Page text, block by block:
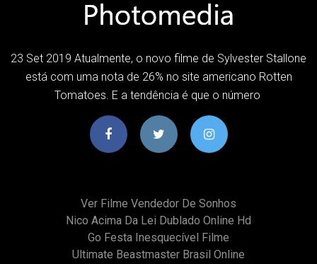
23 Set 2019 Atualmente, o novo filme de Sylvester Stallone
está com uma nota de 26% no site americano Rotten
Tomatoes. E a tendência é que o número
Ver Filme Vendedor De Sonhos
Nico Acima Da Lei Dublado Online Hd
Go Festa Inesquecível Filme
Ultimate Beastmaster Brasil Online